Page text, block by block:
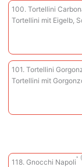
100. Tortellini
Tortellini mit Eigelb,
101. Tortellini
Tortellini mit
118. Gnocchi Napoli